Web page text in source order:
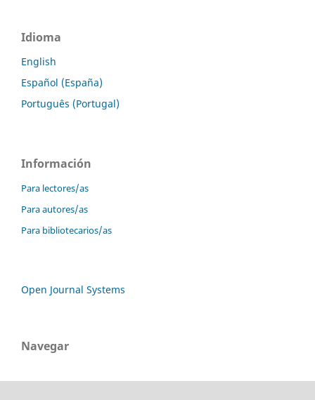
Idioma
English
Español (España)
Português (Portugal)
Información
Para lectores/as
Para autores/as
Para bibliotecarios/as
Open Journal Systems
Navegar